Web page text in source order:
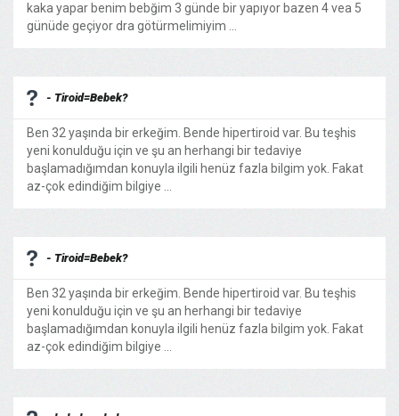
kaka yapar benim bebğim 3 günde bir yapıyor bazen 4 vea 5
günüde geçiyor dra götürmelimiyim ...
- Tiroid=Bebek?
Ben 32 yaşında bir erkeğim. Bende hipertiroid var. Bu teşhis
yeni konulduğu için ve şu an herhangi bir tedaviye
başlamadığımdan konuyla ilgili henüz fazla bilgim yok. Fakat
az-çok edindiğim bilgiye ...
- Tiroid=Bebek?
Ben 32 yaşında bir erkeğim. Bende hipertiroid var. Bu teşhis
yeni konulduğu için ve şu an herhangi bir tedaviye
başlamadığımdan konuyla ilgili henüz fazla bilgim yok. Fakat
az-çok edindiğim bilgiye ...